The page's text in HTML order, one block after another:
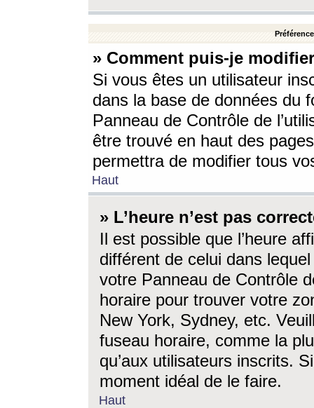
» Comment puis-je
Si vous êtes un utilisateur
dans la base de données du
Panneau de Contrôle de
être trouvé en haut des
permettra de modifier tous
Haut
» L’heure n’est pas
Il est possible que l’heure
différent de celui dans
votre Panneau de Contrôle
horaire pour trouver votre
New York, Sydney, etc.
fuseau horaire, comme la
qu’aux utilisateurs inscrits.
moment idéal de le faire.
Haut